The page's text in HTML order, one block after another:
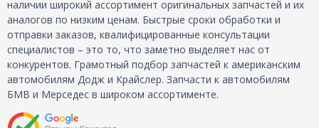
наличии широкий ассортимент оригинальных запчастей и их
аналогов по низким ценам. Быстрые сроки обработки и
отправки заказов, квалифицированные консультации
специалистов – это то, что заметно выделяет нас от
конкурентов. Грамотный подбор запчастей к американским
автомобилям Додж и Крайслер. Запчасти к автомобилям
БМВ и Мерседес в широком ассортименте.